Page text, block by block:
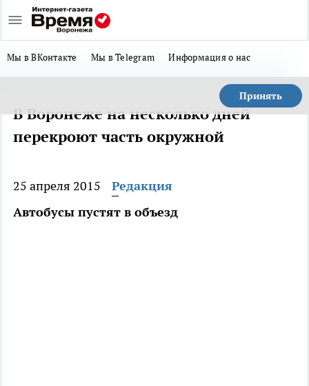
Мы в ВКонтакте Мы в Telegram Информация о нас
Принять
В Воронеже на несколько дней
перекроют часть окружной
25 апреля 2015
Редакция
Автобусы пустят в объезд